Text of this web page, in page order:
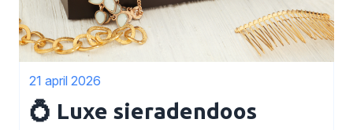
21 april 2026
💍 Luxe sieradendoos